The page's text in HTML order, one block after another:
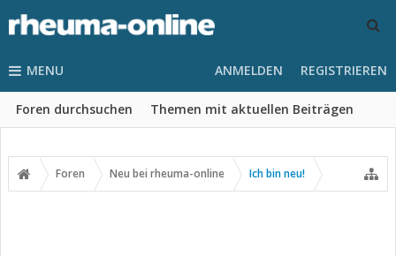
MENU
Foren durchsuchen Themen mit aktuellen Beiträgen
ANMELDEN REGISTRIEREN
Foren Neu bei rheuma-online Ich bin neu!